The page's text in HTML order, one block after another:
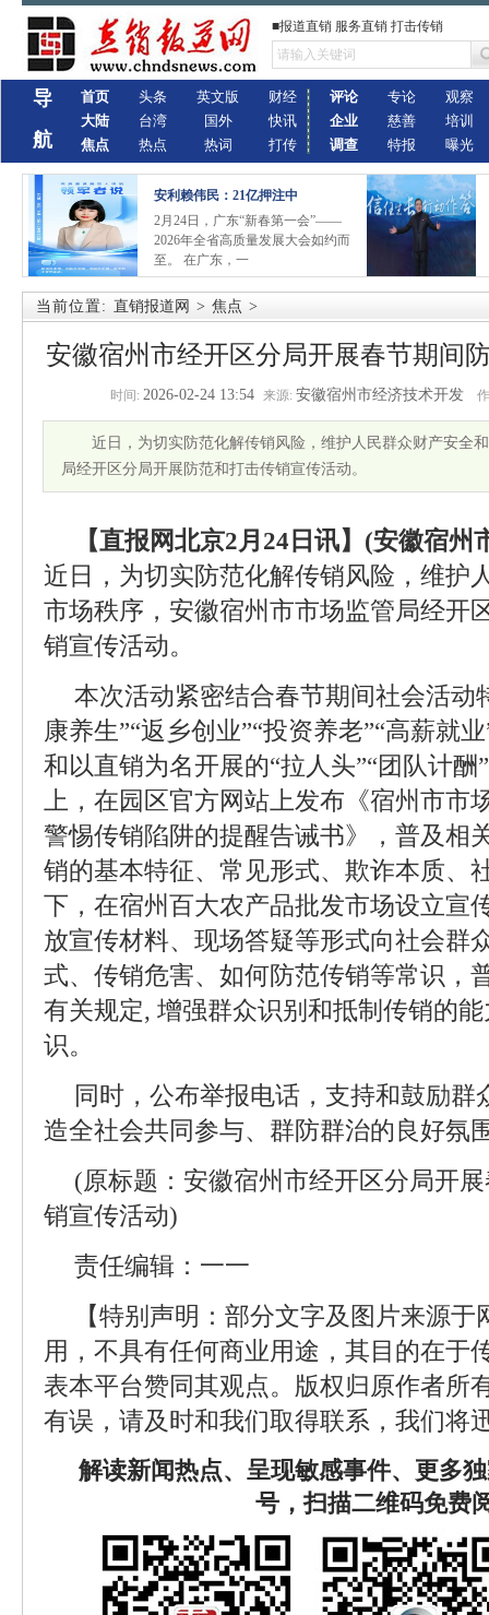
■报道直销 服务直销 打击传销
导
航
首页
大陆
焦点
头条
台湾
热点
英文版
国外
热词
财经
快讯
打传
评论
企业
调查
专论
慈善
特报
观察
培训
曝光
安利赖伟民：21亿押注中
2月24日，广东“新春第一会”——
2026年全省高质量发展大会如约而
至。 在广东，一
当前位置: 直销报道网 > 焦点 >
安徽宿州市经开区分局开展春节期间
时间: 2026-02-24 13:54 来源: 安徽宿州市经济技术开发
近日，为切实防范化解传销风险，维护人民群众财产安全
局经开区分局开展防范和打击传销宣传活动。
【直报网北京2月24日讯】(安徽宿
近日，为切实防范化解传销风险，维护
市场秩序，安徽宿州市市场监管局经开
销宣传活动。
本次活动紧密结合春节期间社会活动
康养生”“返乡创业”“投资养老”“高薪就
和以直销为名开展的“拉人头”“团队计
上，在园区官方网站上发布《宿州市市
警惕传销陷阱的提醒告诫书》，普及相
销的基本特征、常见形式、欺诈本质、
下，在宿州百大农产品批发市场设立宣
放宣传材料、现场答疑等形式向社会群
式、传销危害、如何防范传销等常识，
有关规定, 增强群众识别和抵制传销的
识。
同时，公布举报电话，支持和鼓励群
造全社会共同参与、群防群治的良好氛
(原标题：安徽宿州市经开区分局开
销宣传活动)
责任编辑：一一
【特别声明：部分文字及图片来源
用，不具有任何商业用途，其目的在于
表本平台赞同其观点。版权归原作者所
有误，请及时和我们取得联系，我们将
解读新闻热点、呈现敏感事件、更多
号，扫描二维码免费